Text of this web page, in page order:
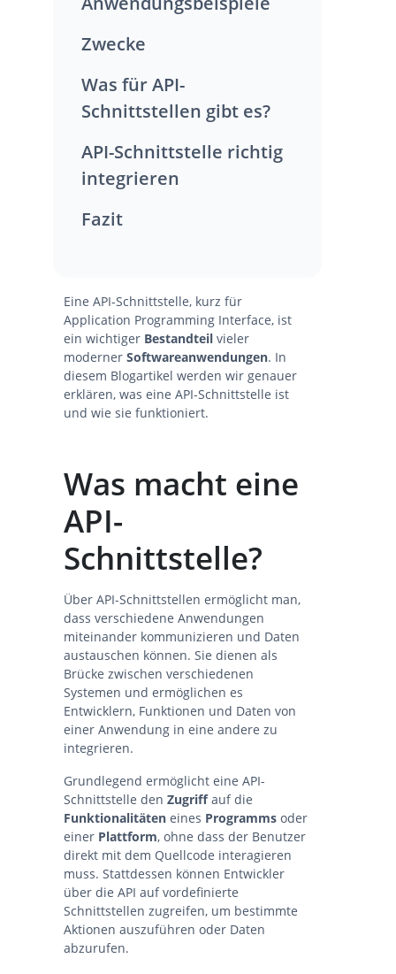
Zwecke
Was für API-
Schnittstellen gibt es?
API-Schnittstelle richtig
integrieren
Fazit
Eine API-Schnittstelle, kurz für
Application Programming Interface, ist
ein wichtiger Bestandteil vieler
moderner Softwareanwendungen. In
diesem Blogartikel werden wir genauer
erklären, was eine API-Schnittstelle ist
und wie sie funktioniert.
Was macht eine
API-
Schnittstelle?
Über API-Schnittstellen ermöglicht man,
dass verschiedene Anwendungen
miteinander kommunizieren und Daten
austauschen können. Sie dienen als
Brücke zwischen verschiedenen
Systemen und ermöglichen es
Entwicklern, Funktionen und Daten von
einer Anwendung in eine andere zu
integrieren.
Grundlegend ermöglicht eine API-
Schnittstelle den Zugriffauf die
Funktionalitäten eines Programms oder
einer Plattform, ohne dass der Benutzer
direkt mit dem Quellcode interagieren
muss. Stattdessen können Entwickler
über die API auf vordefinierte
Schnittstellen zugreifen, um bestimmte
Aktionen auszuführen oder Daten
abzurufen.